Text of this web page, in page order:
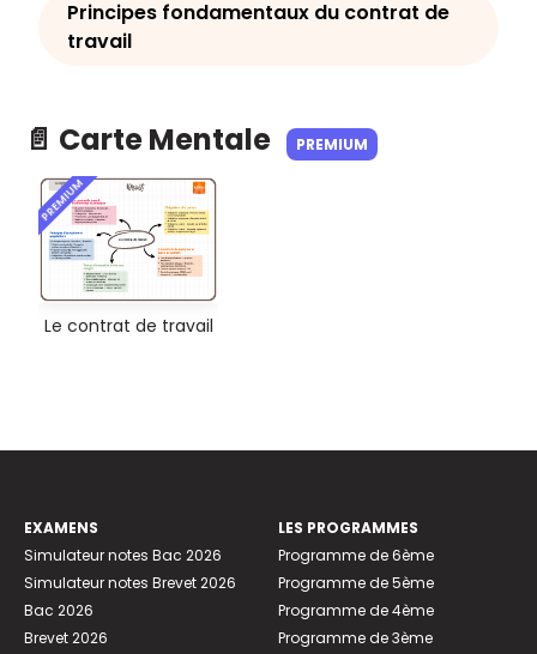
Principes fondamentaux du contrat de
travail
📄 Carte Mentale PREMIUM
PREMIUM
Le contrat de travail
EXAMENS
Simulateur notes Bac 2026
Simulateur notes Brevet 2026
Bac 2026
Brevet 2026
LES PROGRAMMES
Programme de 6ème
Programme de 5ème
Programme de 4ème
Programme de 3ème